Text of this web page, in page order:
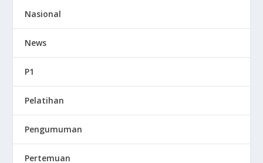
Nasional
News
P1
Pelatihan
Pengumuman
Pertemuan